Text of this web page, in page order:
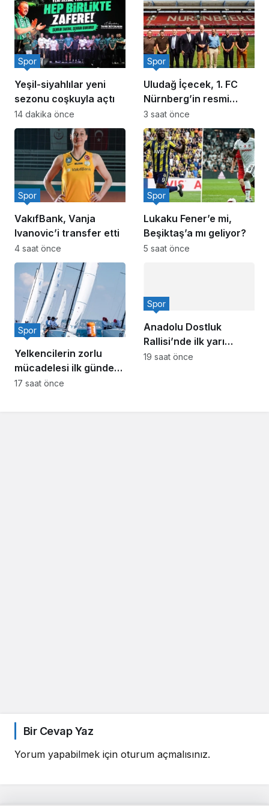
Yeşil-siyahlılar yeni
sezonu coşkuyla açtı
Spor
14 dakika önce
Uludağ İçecek, 1. FC
Nürnberg’in resmi
sponsoru oldu
Spor
3 saat önce
VakıfBank, Vanja
Ivanovic’i transfer etti
Spor
4 saat önce
Lukaku Fener’e mi,
Beşiktaş’a mı geliyor?
Spor
5 saat önce
Yelkencilerin zorlu
mücadelesi ilk günde
nefes kesti
Spor
17 saat önce
Anadolu Dostluk
Rallisi’nde ilk yarı
tamamlandı
Spor
19 saat önce
Bir Cevap Yaz
Yorum yapabilmek için oturum açmalısınız.